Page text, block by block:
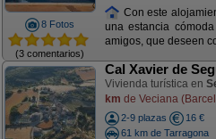
8 Fotos
(3 comentarios)
Con este
una estancia
amigos, que deseen
Cal Xavier de
Vivienda turística en
km de Veciana
2-9 plazas
16 €
61 km de Tarragona